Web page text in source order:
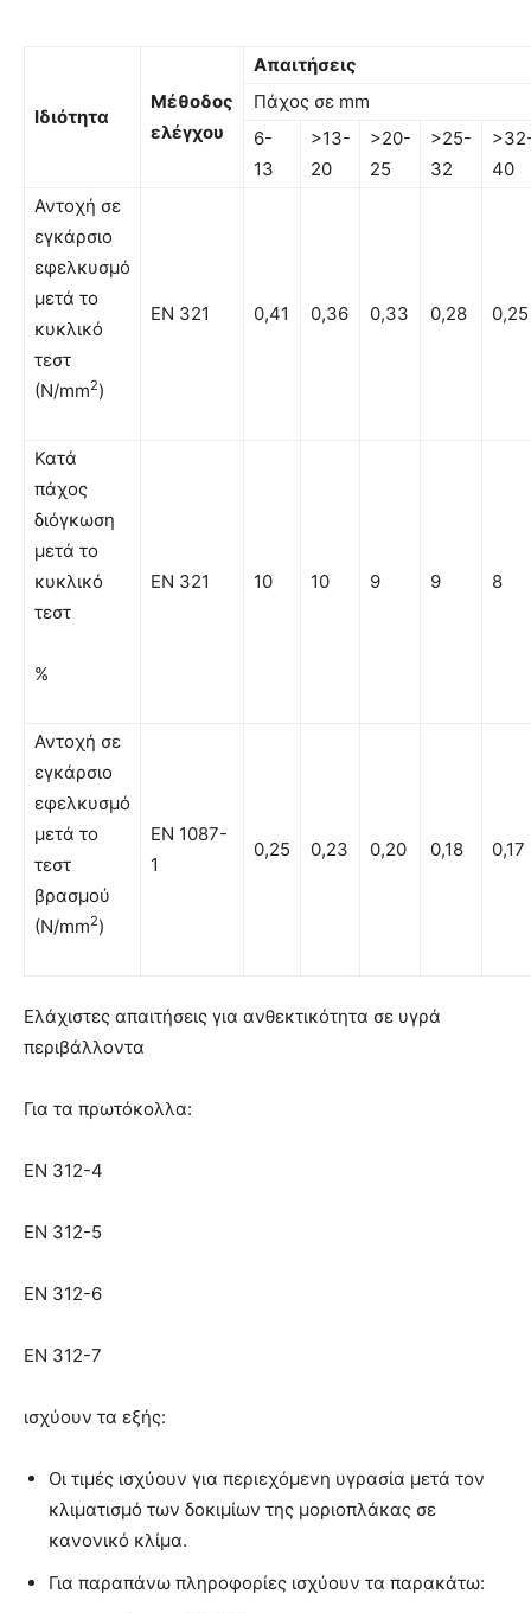
Ιδιότητα
Μέθοδος
ελέγχου
Απαιτήσεις
Πάχος σε mm
6-
13
>13-
20
>20-
25
>25-
32
40
Αντοχή σε
εγκάρσιο
εφελκυσµό
µετά το
κυκλικό
τεστ
(N/mm2)
EN 321 0,41 0,36 0,33 0,28 0,25
Κατά
πάχος
διόγκωση
µετά το
κυκλικό
τεστ
%
EN 321 10 10 9 9 8
Αντοχή σε
εγκάρσιο
εφελκυσµό
µετά το
τεστ
βρασµού
(N/mm2)
EN 1087-
1
0,25 0,23 0,20 0,18 0,17
Ελάχιστες απαιτήσεις για ανθεκτικότητα σε υγρά
περιβάλλοντα
Για τα πρωτόκολλα:
EN 312-4
EN 312-5
EN 312-6
EN 312-7
ισχύουν τα εξής:
Οι τιμές ισχύουν για περιεχόμενη υγρασία µετά τον
κλιματισμό των δοκιμίων της µοριοπλάκας σε
κανονικό κλίμα.
Για παραπάνω πληροφορίες ισχύουν τα παρακάτω: